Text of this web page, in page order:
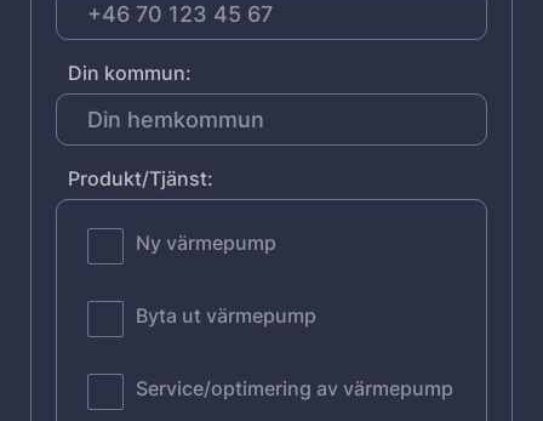
Din kommun:
Produkt/Tjänst:
Ny värmepump
Byta ut värmepump
Service/optimering av värmepump